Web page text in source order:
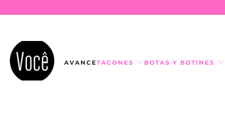
AVANCETACONES BOTAS Y BOTINES